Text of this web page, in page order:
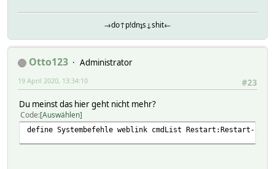
→do↑p!dnʇs↓shit←
Otto123
Administrator
#23
19 April 2020, 13:34:10
Du meinst das hier geht nicht mehr?
Code Auswählen
define Systembefehle weblink cmdList Restart:Restart-